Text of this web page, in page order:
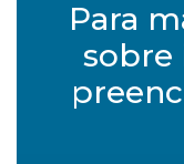
Para
sobre